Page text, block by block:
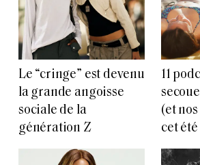
Le “cringe” est devenu
la grande angoisse
sociale de la
génération Z
11
(et
cet été